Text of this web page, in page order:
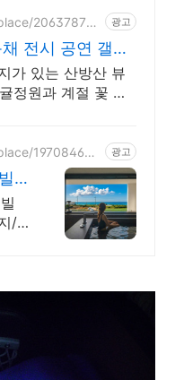
206378770
광고
전시 공연 갤러
가 있는 산방산 뷰
정원과 계절 꽃 조
197084688
광고
/